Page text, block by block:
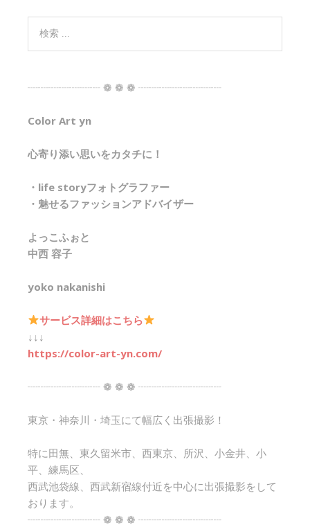
┈┈┈┈┈┈┈ ❁ ❁ ❁ ┈┈┈┈┈┈┈┈
Color Art yn
心寄り添い思いをカタチに！
・life storyフォトグラファー
・魅せるファッションアドバイザー
よっこふぉと
中西 容子
yoko nakanishi
サービス詳細はこちら
↓↓↓
https://color-art-yn.com/
┈┈┈┈┈┈┈ ❁ ❁ ❁ ┈┈┈┈┈┈┈┈
東京・神奈川・埼玉にて幅広く出張撮影！
特に田無、東久留米市、西東京、所沢、小金井、小
平、練馬区、
西武池袋線、西武新宿線付近を中心に出張撮影をして
おります。
┈┈┈┈┈┈┈ ❁ ❁ ❁ ┈┈┈┈┈┈┈┈